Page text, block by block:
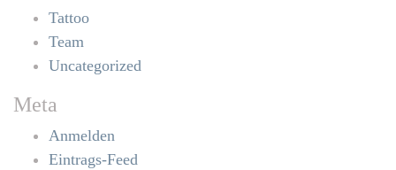
Tattoo
Team
Uncategorized
Meta
Anmelden
Eintrags-Feed